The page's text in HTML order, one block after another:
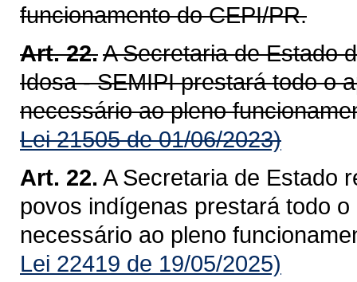
funcionamento do CEPI/PR.
Art. 22.A Secretaria de Estado
Idosa - SEMIPI prestará todo o
necessário ao pleno
Lei 21505 de 01/06/2023)
Art. 22. A Secretaria de Estado
povos indígenas prestará todo
necessário ao pleno
Lei 22419 de 19/05/2025)